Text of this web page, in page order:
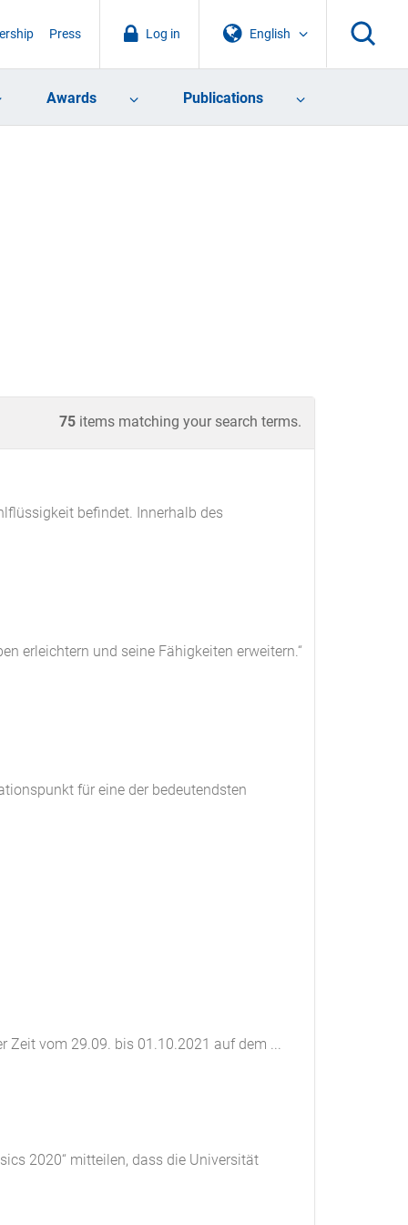
English
Log in
Press
Awards Publications
75 items matching your search terms.
befindet. Innerhalb des
erleichtern und seine Fähigkeiten erweitern.“
für eine der bedeutendsten
Zeit vom 29.09. bis 01.10.2021 auf dem ...
2020“ mitteilen, dass die Universität